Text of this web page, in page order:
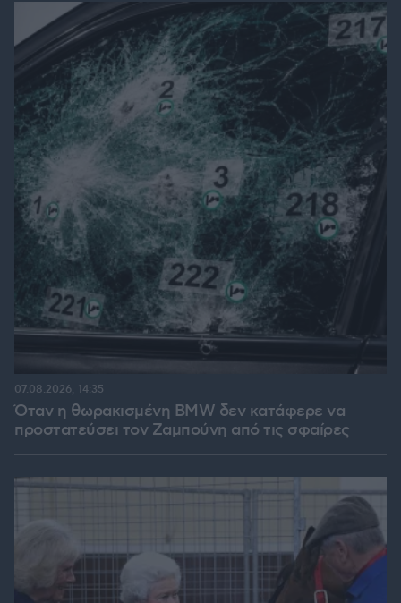
Όταν η θωρακισμένη BMW δεν κατάφερε να
προστατεύσει τον Ζαμπούνη από τις σφαίρες
07.08.2026, 14:35